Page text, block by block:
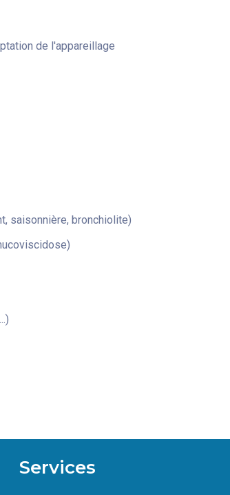
de l'appareillage
saisonnière, bronchiolite)
Services